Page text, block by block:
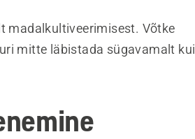
madalkultiveerimisest. Võtke
mitte läbistada sügavamalt kui